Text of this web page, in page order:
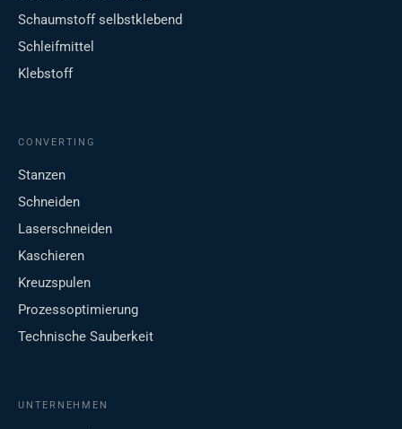
Schaumstoff selbstklebend
Schleifmittel
Klebstoff
CONVERTING
Stanzen
Schneiden
Laserschneiden
Kaschieren
Kreuzspulen
Prozessoptimierung
Technische Sauberkeit
UNTERNEHMEN